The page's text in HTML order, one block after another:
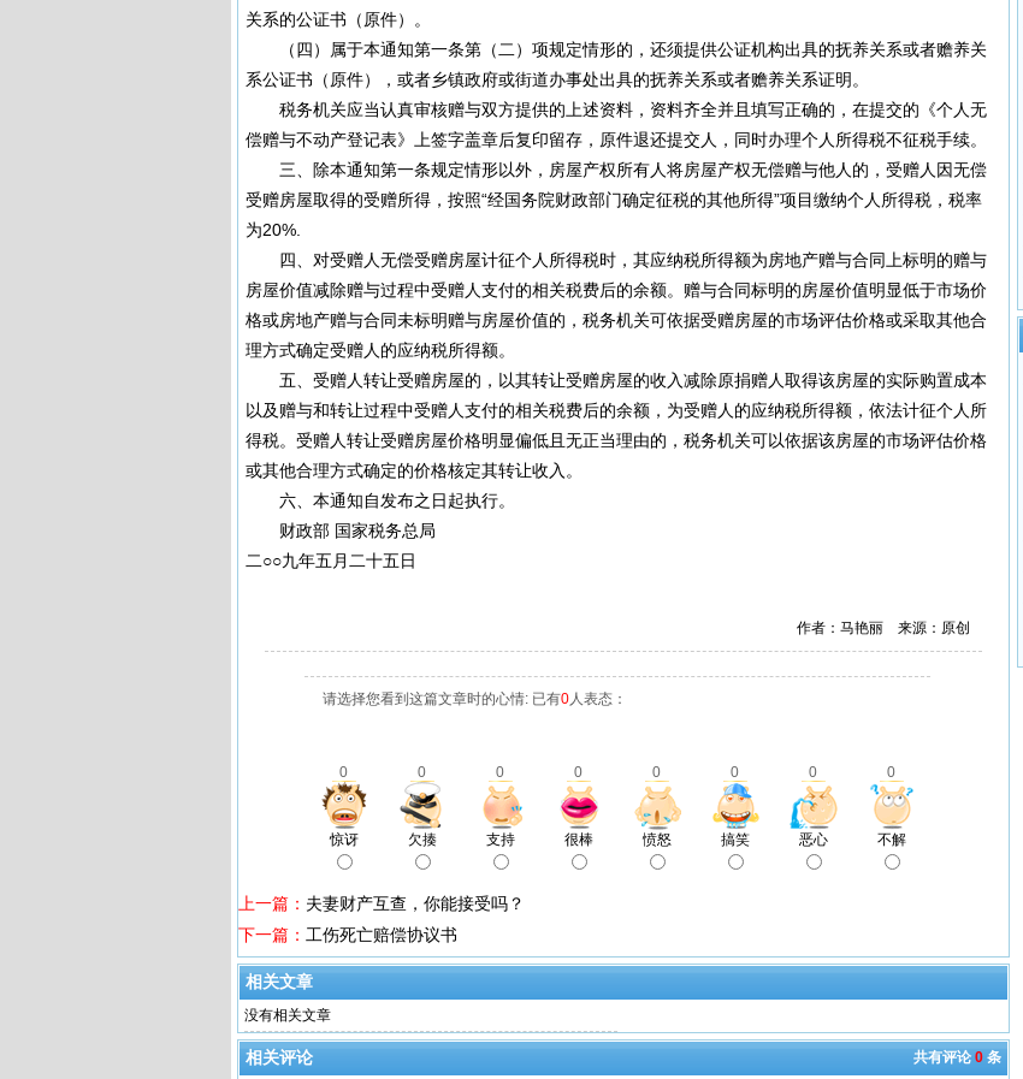
关系的公证书（原件）。
（四）属于本通知第一条第（二）项规定情形的，还须提供公证机构出具的抚养关系或者赡养关
系公证书（原件），或者乡镇政府或街道办事处出具的抚养关系或者赡养关系证明。
税务机关应当认真审核赠与双方提供的上述资料，资料齐全并且填写正确的，在提交的《个人无
偿赠与不动产登记表》上签字盖章后复印留存，原件退还提交人，同时办理个人所得税不征税手续。
三、除本通知第一条规定情形以外，房屋产权所有人将房屋产权无偿赠与他人的，受赠人因无偿
受赠房屋取得的受赠所得，按照“经国务院财政部门确定征税的其他所得”项目缴纳个人所得税，税率
为20%.
四、对受赠人无偿受赠房屋计征个人所得税时，其应纳税所得额为房地产赠与合同上标明的赠与
房屋价值减除赠与过程中受赠人支付的相关税费后的余额。赠与合同标明的房屋价值明显低于市场价
格或房地产赠与合同未标明赠与房屋价值的，税务机关可依据受赠房屋的市场评估价格或采取其他合
理方式确定受赠人的应纳税所得额。
五、受赠人转让受赠房屋的，以其转让受赠房屋的收入减除原捐赠人取得该房屋的实际购置成本
以及赠与和转让过程中受赠人支付的相关税费后的余额，为受赠人的应纳税所得额，依法计征个人所
得税。受赠人转让受赠房屋价格明显偏低且无正当理由的，税务机关可以依据该房屋的市场评估价格
或其他合理方式确定的价格核定其转让收入。
六、本通知自发布之日起执行。
财政部 国家税务总局
二○○九年五月二十五日
作者：马艳丽 来源：原创
请选择您看到这篇文章时的心情: 已有0人表态：
0 0 0 0 0 0 0 0
惊讶 欠揍 支持 很棒 愤怒 搞笑 恶心 不解
上一篇： 夫妻财产互查，你能接受吗？
下一篇： 工伤死亡赔偿协议书
相关文章
没有相关文章
共有评论 0 条
相关评论